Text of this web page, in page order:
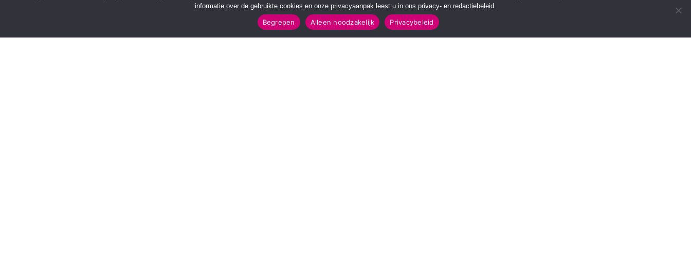
informatie over de gebruikte cookies en onze privacyaanpak leest u in ons privacy- en redactiebeleid.
Begrepen Alleen noodzakelijk Privacybeleid